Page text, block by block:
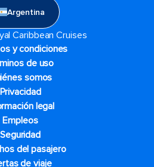
Argentina
Caribbean Cruises
y condiciones
de uso
somos
Privacidad
legal
Empleos
Seguridad
del pasajero
de viaje